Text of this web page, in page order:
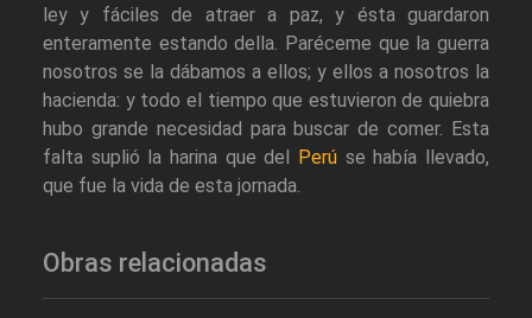
ley y fáciles de atraer a paz, y ésta guardaron
enteramente estando della. Paréceme que la guerra
nosotros se la dábamos a ellos; y ellos a nosotros la
hacienda: y todo el tiempo que estuvieron de quiebra
hubo grande necesidad para buscar de comer. Esta
falta suplió la harina que del
Perú se había llevado,
que fue la vida de esta jornada.
Obras relacionadas